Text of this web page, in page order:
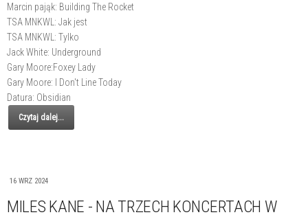
Marcin pająk: Building The Rocket
TSA MNKWL: Jak jest
TSA MNKWL: Tylko
Jack White: Underground
Gary Moore:Foxey Lady
Gary Moore: I Don't Line Today
Datura: Obsidian
Czytaj dalej...
16 WRZ 2024
MILES KANE - NA TRZECH KONCERTACH W